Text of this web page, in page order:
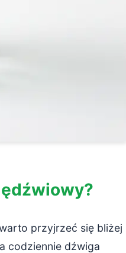
przyjrzeć się bliżej
codziennie dźwiga